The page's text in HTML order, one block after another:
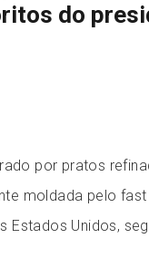
do
por pratos
moldada pelo
Estados Unidos,